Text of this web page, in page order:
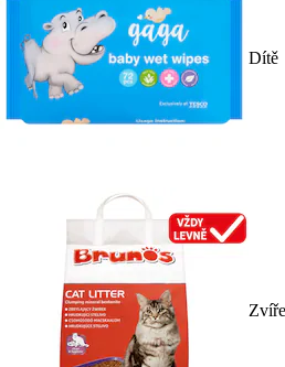
Dítě
Zvíře